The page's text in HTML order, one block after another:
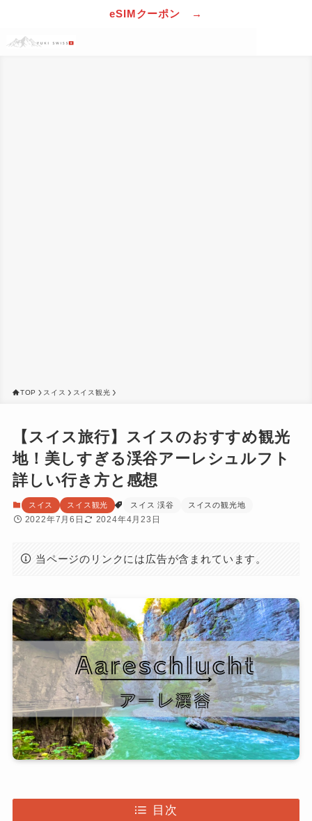
eSIMクーポン →
TOP スイス スイス観光
【スイス旅行】スイスのおすすめ観光
地！美しすぎる渓谷アーレシュルフト
詳しい行き方と感想
スイス スイス観光 スイス 渓谷 スイスの観光地
2022年7月6日 2024年4月23日
当ページのリンクには広告が含まれています。
目次